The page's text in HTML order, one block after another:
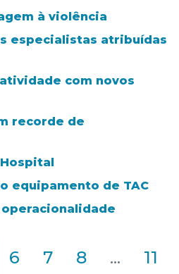
à violência
especialistas atribuídas
com novos
recorde de
equipamento de TAC
operacionalidade
6 7 8 ... 11